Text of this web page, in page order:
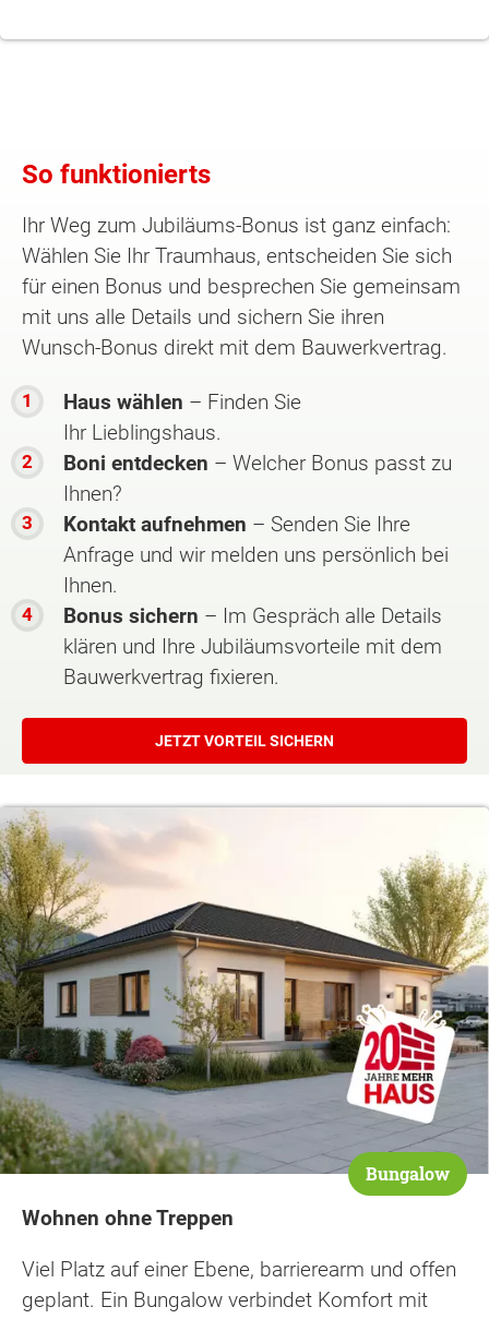
So funktionierts
Ihr Weg zum Jubiläums-Bonus ist ganz einfach:
Wählen Sie Ihr Traumhaus, entscheiden Sie sich
für einen Bonus und besprechen Sie gemeinsam
mit uns alle Details und sichern Sie ihren
Wunsch-Bonus direkt mit dem Bauwerkvertrag.
Haus wählen – Finden Sie
Ihr Lieblingshaus.
Boni entdecken – Welcher Bonus passt zu
Ihnen?
Kontakt aufnehmen – Senden Sie Ihre
Anfrage und wir melden uns persönlich bei
Ihnen.
Bonus sichern – Im Gespräch alle Details
klären und Ihre Jubiläumsvorteile mit dem
Bauwerkvertrag fixieren.
JETZT VORTEIL SICHERN
Bungalow
Wohnen ohne Treppen
Viel Platz auf einer Ebene, barrierearm und offen
geplant. Ein Bungalow verbindet Komfort mit